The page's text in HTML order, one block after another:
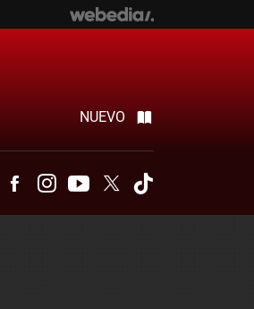
NUEVO
TelegramFacebookInstagramYoutubeTwitter